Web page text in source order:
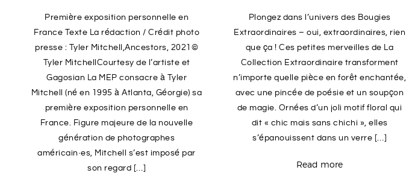
Première exposition personnelle en
France Texte La rédaction / Crédit photo
presse : Tyler Mitchell,Ancestors, 2021©
Tyler MitchellCourtesy de l’artiste et
Gagosian La MEP consacre à Tyler
Mitchell (né en 1995 à Atlanta, Géorgie) sa
première exposition personnelle en
France. Figure majeure de la nouvelle
génération de photographes
américain·es, Mitchell s’est imposé par
son regard […]
Plongez dans l’univers des Bougies
Extraordinaires – oui, extraordinaires, rien
que ça ! Ces petites merveilles de La
Collection Extraordinaire transforment
n’importe quelle pièce en forêt enchantée,
avec une pincée de poésie et un soupçon
de magie. Ornées d’un joli motif floral qui
dit « chic mais sans chichi », elles
s’épanouissent dans un verre […]
Read more